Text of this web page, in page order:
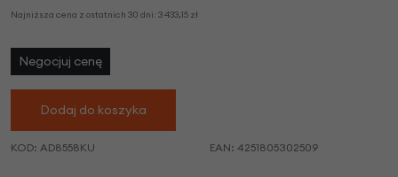
Najniższa cena z ostatnich 30 dni: 3 433,15 zł
Negocjuj cenę
Dodaj do koszyka
KOD: AD8558KU EAN: 4251805302509